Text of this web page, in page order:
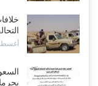
حضرموت على حافة
وتعزيزات عسكرية
أغسطس 5, 2026
وسط معركة سعودية
الوطن” تبدأ الانتشار..!
أغسطس 5,